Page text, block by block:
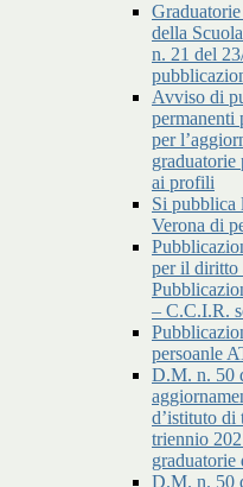
della
n. 21 del
Avviso di
permanenti
per
graduatorie
ai profili
Si pubblica
Verona di
per il diritto
– C.C.I.R.
persoanle
D.M. n. 50
d’istituto di
triennio
D.M. n. 50